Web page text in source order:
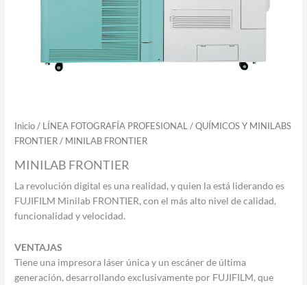
Inicio / LÍNEA FOTOGRAFÍA PROFESIONAL /QUÍMICOS Y MINILABS
FRONTIER / MINILAB FRONTIER
MINILAB FRONTIER
La revolución digital es una realidad, y quien la está liderando es
FUJIFILM Minilab FRONTIER, con el más alto nivel de calidad,
funcionalidad y velocidad.
VENTAJAS
Tiene una impresora láser única y un escáner de última
generación, desarrollando exclusivamente por FUJIFILM, que